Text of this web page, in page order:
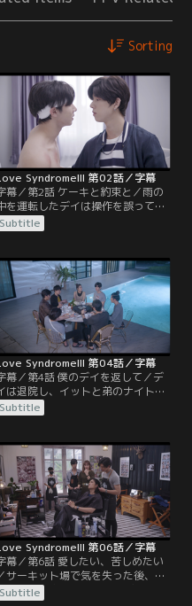
Sorting
SyndromeIII 第02話／字幕
幕／第2話 ケーキと約束と／雨の
を運転したデイは操作を誤って事
に遭う。重症を負い、数日意識を
った後にようやく目を覚ますが、
てマフィアだった時の荒々しい性
に戻ってしまったデイは、イット
その家族にもつらく当たる。イッ
はデイの記憶が戻って来ることを
信じて看病をするが…。
Subtitle
SyndromeIII 第04話／字幕
幕／第4話 僕のデイを返して／デ
は退院し、イットと弟のナイトと
三人で暮らす家に戻る。ナイトの
氏のギアも加わり、かつての生活
かったイットは失敗ばかりでデイ
責められてしまう。ある日、寺に
参りに出かけた四人は、僧侶から
故は＜過去のカルマが原因＞と言
葉を授かる。訝しんだデイは、過去
聞き出そうとして…。
Subtitle
SyndromeIII 第06話／字幕
幕／第6話 愛したい、苦しめたい
サーキット場で気を失った後、体
を崩して寝込むイットをぶっきら
Subtitle